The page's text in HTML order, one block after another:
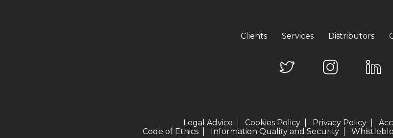
Clients Services Distributors
Legal Advice Cookies Policy Privacy Policy
Code of Ethics
Information Quality and Security